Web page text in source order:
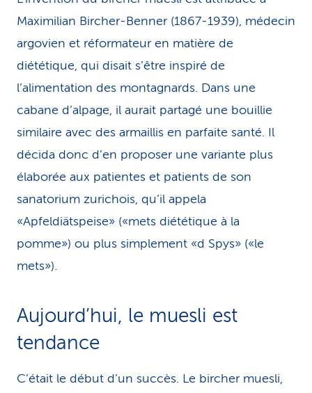
Maximilian Bircher-Benner (1867-1939), médecin
argovien et réformateur en matière de
diététique, qui disait s’être inspiré de
l’alimentation des montagnards. Dans une
cabane d’alpage, il aurait partagé une bouillie
similaire avec des armaillis en parfaite santé. Il
décida donc d’en proposer une variante plus
élaborée aux patientes et patients de son
sanatorium zurichois, qu’il appela
«Apfeldiätspeise» («mets diététique à la
pomme») ou plus simplement «d Spys» («le
mets»).
Aujourd’hui, le muesli est
tendance
C’était le début d’un succès. Le bircher muesli,